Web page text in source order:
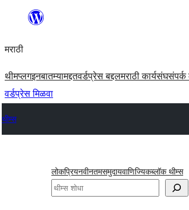
सामुग्रीवर
मराठी
थीमप्लगइनबातम्यामद्दतवर्डप्रेस बद्दलमराठी कार्यसंघसंपर्क
वर्डप्रेस मिळवा
थीम्स
लोकप्रियनवीनतमसमुदायवाणिज्यिकब्लॉक थीम्स
शोधा